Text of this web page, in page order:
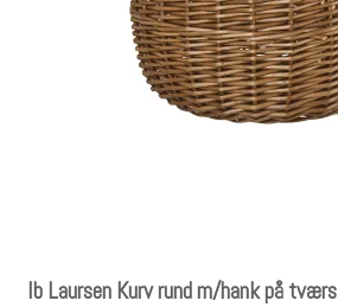
Ib Laursen Kurv rund m/hank på